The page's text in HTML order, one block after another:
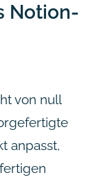
Notion-
von null
anpasst,